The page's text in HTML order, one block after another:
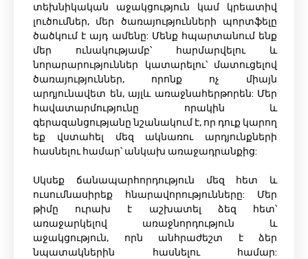
տեխնիկական աջակցություն կամ կրեատիվ
լուծումներ, մեր ծառայությունների պորտֆելը
ծածկում է այդ ամենը: Մենք հպարտանում ենք
մեր ունակությամբ՝ հարմարվելու և
նորարարություններ կատարելու՝ մատուցելով
ծառայություններ, որոնք ոչ միայն
արդյունավետ են, այլև առաջնահերթորեն: Մեր
հավատարմությունը որակին և
գերազանցությանը նշանակում է, որ դուք կարող
եք վստահել մեզ ակնառու արդյունքների
հասնելու համար՝ անկախ առաջադրանքից:
Սկսեք ճանապարհորդություն մեզ հետ և
ուսումնասիրեք հնարավորությունները: Մեր
թիմը ուրախ է աշխատել ձեզ հետ՝
առաջարկելով առաջնորդություն և
աջակցություն, որն անհրաժեշտ է ձեր
նպատակներին հասնելու համար: